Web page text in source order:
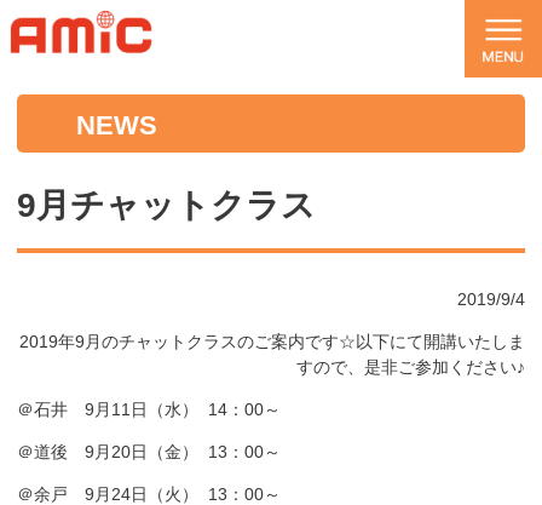
NEWS
9月チャットクラス
2019/9/4
2019年9月のチャットクラスのご案内です☆以下にて開講いたしま
すので、是非ご参加ください♪
＠石井 9月11日（水） 14：00～
＠道後 9月20日（金） 13：00～
＠余戸 9月24日（火） 13：00～